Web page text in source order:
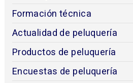
Formación técnica
Actualidad de peluquería
Productos de peluquería
Encuestas de peluquería